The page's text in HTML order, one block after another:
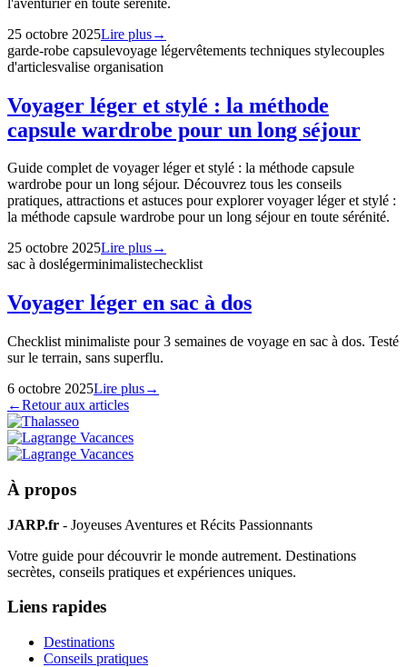
25 octobre 2025Lire plus→
garde-robe capsulevoyage légervêtements techniques stylecouples
d'articlesvalise organisation
Voyager léger et stylé : la méthode
capsule wardrobe pour un long séjour
Guide complet de voyager léger et stylé : la méthode capsule
wardrobe pour un long séjour. Découvrez tous les conseils
pratiques, attractions et astuces pour explorer voyager léger et stylé :
la méthode capsule wardrobe pour un long séjour en toute sérénité.
25 octobre 2025Lire plus→
sac à doslégerminimalistechecklist
Voyager léger en sac à dos
Checklist minimaliste pour 3 semaines de voyage en sac à dos. Testé
sur le terrain, sans superflu.
6 octobre 2025Lire plus→
←Retour aux articles
À propos
JARP.fr - Joyeuses Aventures et Récits Passionnants
Votre guide pour découvrir le monde autrement. Destinations
secrètes, conseils pratiques et expériences uniques.
Liens rapides
Destinations
Conseils pratiques